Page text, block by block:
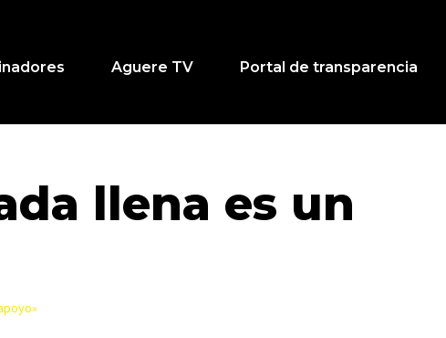
Aguere TV
Portal de transparencia
llena es un